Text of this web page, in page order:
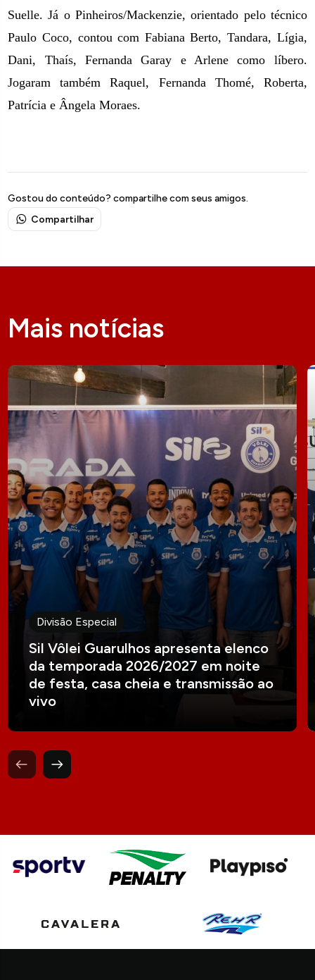
Suelle. Já o Pinheiros/Mackenzie, orientado pelo técnico
Paulo Coco, contou com Fabiana Berto, Tandara, Lígia,
Dani, Thaís, Fernanda Garay e Arlene como líbero.
Jogaram também Raquel, Fernanda Thomé, Roberta,
Patrícia e Ângela Moraes.
Gostou do conteúdo? compartilhe com seus amigos.
Compartilhar
Mais notícias
Divisão Especial
Sil Vôlei Guarulhos apresenta elenco
da temporada 2026/2027 em noite
de festa, casa cheia e transmissão ao
vivo